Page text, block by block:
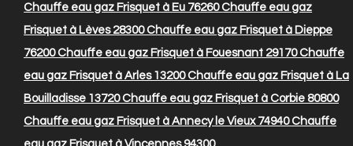
Chauffe eau gaz Frisquet à Eu 76260Chauffe eau gaz
Frisquet à Lèves 28300Chauffe eau gaz Frisquet à Dieppe
76200Chauffe eau gaz Frisquet à Fouesnant 29170Chauffe
eau gaz Frisquet à Arles 13200Chauffe eau gaz Frisquet à La
Bouilladisse 13720Chauffe eau gaz Frisquet à Corbie 80800
Chauffe eau gaz Frisquet à Annecy le Vieux 74940Chauffe